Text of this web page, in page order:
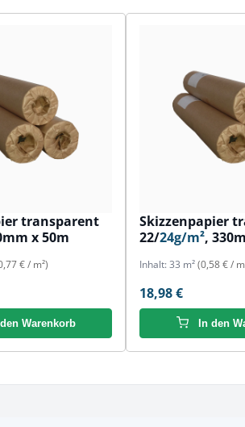
transparent
x 50m
€ / m²)
den Warenkorb
Skizzenpapier
22/24g/m²,
Inhalt: 33 m²(0,58 € /
18,98 €
In den